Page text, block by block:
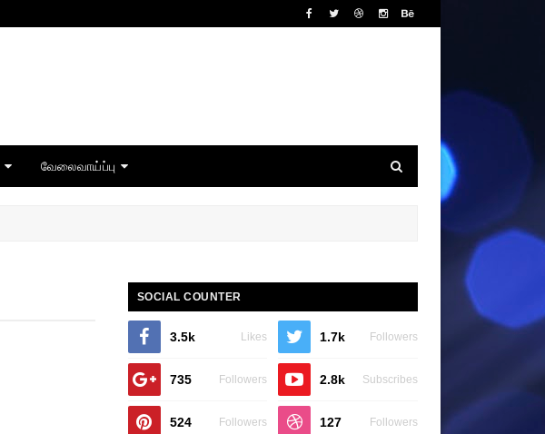
வேலைவாய்ப்பு
SOCIAL COUNTER
3.5k Likes 1.7k Followers
735 Followers 2.8k Subscribes
524 Followers 127 Followers